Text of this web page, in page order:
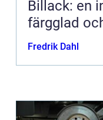
Billack: en
färgglad
Fredrik Dahl